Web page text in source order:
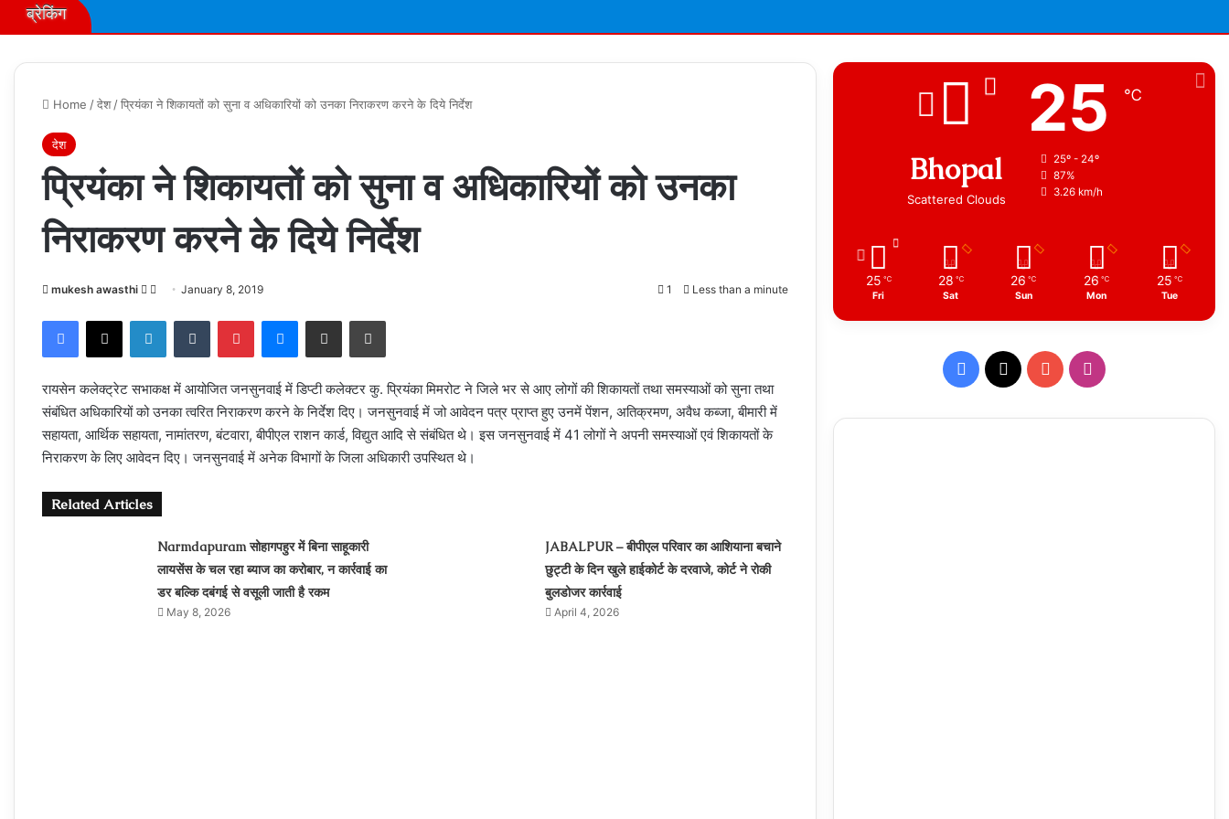
ब्रेकिंग
Home /देश /प्रियंका ने शिकायतों को सुना व अधिकारियों को उनका निराकरण करने के दिये निर्देश
देश
प्रियंका ने शिकायतों को सुना व अधिकारियों को उनका
निराकरण करने के दिये निर्देश
mukesh awasthi
Follow
X
SendJanuary 8, 2019 1 Less than a minute
Facebook
X LinkedInTumblr PinterestMessenger
Share via Email Print
रायसेन कलेक्ट्रेट सभाकक्ष में आयोजित जनसुनवाई में डिप्टी कलेक्टर कु. प्रियंका मिमरोट ने जिले भर से आए लोगों की शिकायतों तथा समस्याओं को सुना तथा
संबंधित अधिकारियों को उनका त्वरित निराकरण करने के निर्देश दिए। जनसुनवाई में जो आवेदन पत्र प्राप्त हुए उनमें पेंशन, अतिक्रमण, अवैध कब्जा, बीमारी में
सहायता, आर्थिक सहायता, नामांतरण, बंटवारा, बीपीएल राशन कार्ड, विद्युत आदि से संबंधित थे। इस जनसुनवाई में 41 लोगों ने अपनी समस्याओं एवं शिकायतों के
निराकरण के लिए आवेदन दिए। जनसुनवाई में अनेक विभागों के जिला अधिकारी उपस्थित थे।
Related Articles
Narmdapuram सोहागपहुर में बिना साहूकारी
लायसेंस के चल रहा ब्‍याज का करोबार, न कार्रवाई का
डर बल्कि दबंगई से वसूली जाती है रकम
May 8, 2026
JABALPUR – बीपीएल परिवार का आशियाना बचाने
छुट्टी के दिन खुले हाईकोर्ट के दरवाजे, कोर्ट ने रोकी
बुलडोजर कार्रवाई
April 4, 2026
Bhopal
Scattered Clouds
25 ℃
25º - 24º
87%
3.26 km/h
25 ℃
Fri
28 ℃
Sat
26 ℃
Sun
26 ℃
Mon
25 ℃
Tue
Facebook
X YouTubeInstagram